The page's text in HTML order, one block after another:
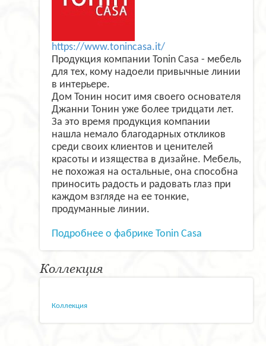
https://www.tonincasa.it/
Продукция компании Tonin Casa - мебель
для тех, кому надоели привычные линии
в интерьере.
Дом Тонин носит имя своего основателя
Джанни Тонин уже более тридцати лет.
За это время продукция компании
нашла немало благодарных откликов
среди своих клиентов и ценителей
красоты и изящества в дизайне. Мебель,
не похожая на остальные, она способна
приносить радость и радовать глаз при
каждом взгляде на ее тонкие,
продуманные линии.
Подробнее о фабрике Tonin Casa
Коллекция
Коллекция